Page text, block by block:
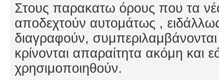
Στους παρακατω όρους που τα
αποδεχτούν αυτομάτως ,
διαγραφούν,
κρίνονται απαραίτητα ακόμη και
χρησιμοποιηθούν.